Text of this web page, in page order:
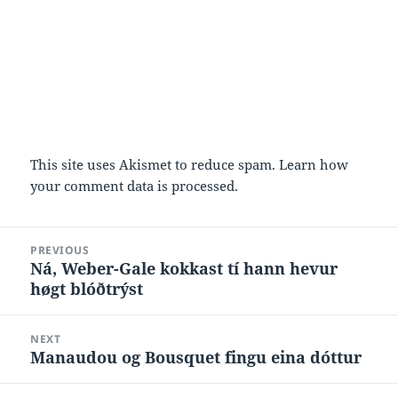
This site uses Akismet to reduce spam.Learn how
your comment data is processed.
navigation
PREVIOUS
Previous
post:
Ná, Weber-Gale kokkast tí hann hevur
høgt blóðtrýst
NEXT
Next
Manaudou og Bousquet fingu eina dóttur